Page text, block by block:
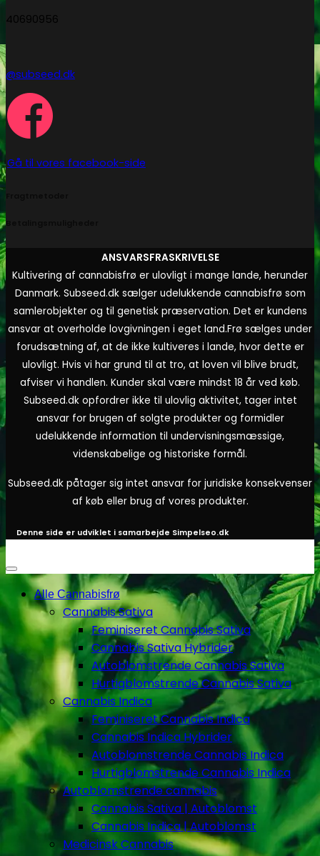
40690956
@subseed.dk
Gå til vores facebook-side
ANSVARSFRASKRIVELSE
Kultivering af cannabisfrø er ulovligt i mange lande, herunder
Danmark. Subseed.dk sælger udelukkende cannabisfrø som
samlerobjekter og til genetisk præservation. Det er kundens
ansvar at overholde lovgivningen i eget land.Frø sælges under
forudsætning af, at de ikke kultiveres i lande, hvor dette er
ulovligt. Hvis vi har grund til at tro, at loven vil blive brudt,
afviser vi handlen. Kunder skal være mindst 18 år ved køb.
Subseed.dk opfordrer ikke til ulovlig aktivitet, tager intet
ansvar for brugen af solgte produkter og formidler
udelukkende information til undervisningsmæssige,
videnskabelige og historiske formål.
Subseed.dk påtager sig intet ansvar for juridiske konsekvenser
af køb eller brug af vores produkter.
Denne side er udviklet i samarbejde Simpelseo.dk
Alle Cannabisfrø
Cannabis Sativa
Feminiseret Cannabis Sativa
Cannabis Sativa Hybrider
Autoblomstrende Cannabis Sativa
Hurtigblomstrende Cannabis Sativa
Cannabis Indica
Feminiseret Cannabis Indica
Cannabis Indica Hybrider
Autoblomstrende Cannabis Indica
Hurtigblomstrende Cannabis Indica
Autoblomstrende cannabis
Cannabis Sativa | Autoblomst
Cannabis Indica | Autoblomst
Medicinsk Cannabis